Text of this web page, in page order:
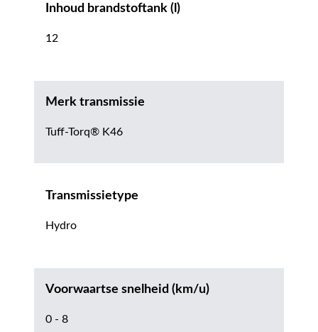
Inhoud brandstoftank (l)
12
Merk transmissie
Tuff-Torq® K46
Transmissietype
Hydro
Voorwaartse snelheid (km/u)
0 - 8